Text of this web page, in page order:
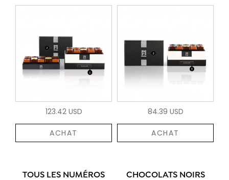
123.42 USD
ACHAT
84.39 USD
ACHAT
TOUS LES NUMÉROS CHOCOLATS NOIRS